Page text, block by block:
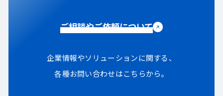
ご相談やご依頼について
企業情報やソリューションに関する、
各種お問い合わせはこちらから。